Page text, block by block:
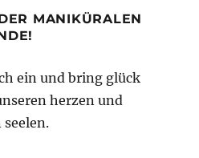
MANIKÜRALEN
ein und bring glück
herzen und
seelen.